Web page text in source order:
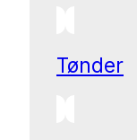
Tønder